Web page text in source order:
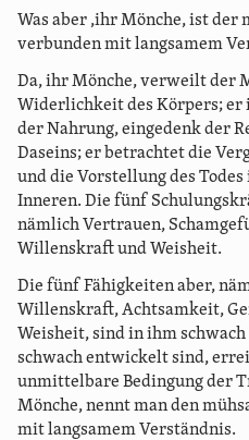
Was aber ,ihr Mönche, ist der
verbunden mit langsamem
Da, ihr Mönche, verweilt der
Widerlichkeit des Körpers; er
der Nahrung, eingedenk der
Daseins; er betrachtet die
und die Vorstellung des
Inneren. Die fünf
nämlich Vertrauen,
Willenskraft und Weisheit.
Die fünf Fähigkeiten aber,
Willenskraft, Achtsamkeit,
Weisheit, sind in ihm
schwach entwickelt sind,
unmittelbare Bedingung der
Mönche, nennt man den
mit langsamem Verständnis.